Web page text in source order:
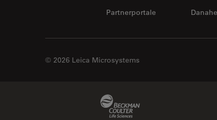
Partnerportale
© 2026 Leica Microsystems